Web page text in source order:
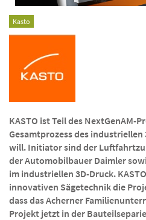
Kasto
KASTO ist Teil des NextGenAM-
Gesamtprozess des
will. Initiator sind der
der Automobilbauer Daimler
im industriellen 3D-Druck.
innovativen Sägetechnik die
dass das Acherner
Projekt jetzt in der